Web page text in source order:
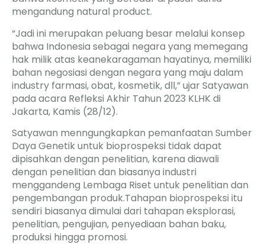
mengandung natural product.
“Jadi ini merupakan peluang besar melalui konsep
bahwa Indonesia sebagai negara yang memegang
hak milik atas keanekaragaman hayatinya, memiliki
bahan negosiasi dengan negara yang maju dalam
industry farmasi, obat, kosmetik, dll,” ujar Satyawan
pada acara Refleksi Akhir Tahun 2023 KLHK di
Jakarta, Kamis (28/12).
Satyawan menngungkapkan pemanfaatan Sumber
Daya Genetik untuk bioprospeksi tidak dapat
dipisahkan dengan penelitian, karena diawali
dengan penelitian dan biasanya industri
menggandeng Lembaga Riset untuk penelitian dan
pengembangan produk.Tahapan bioprospeksi itu
sendiri biasanya dimulai dari tahapan eksplorasi,
penelitian, pengujian, penyediaan bahan baku,
produksi hingga promosi.